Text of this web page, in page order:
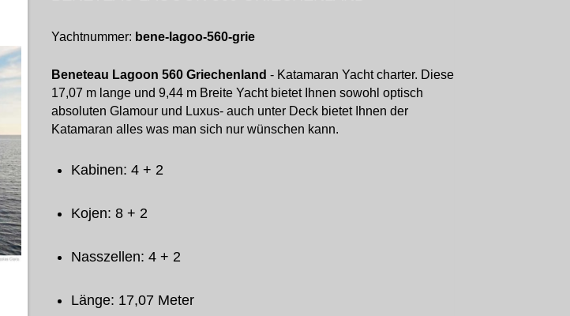
Yachtnummer: bene-lagoo-560-grie
Beneteau Lagoon 560 Griechenland - Katamaran Yacht charter. Diese
17,07 m lange und 9,44 m Breite Yacht bietet Ihnen sowohl optisch
absoluten Glamour und Luxus- auch unter Deck bietet Ihnen der
Katamaran alles was man sich nur wünschen kann.
Kabinen: 4 + 2
Kojen: 8 + 2
Nasszellen: 4 + 2
Länge: 17,07 Meter